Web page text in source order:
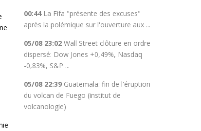
00:44 La Fifa "présente des excuses"
après la polémique sur l'ouverture aux ...
05/08 23:02 Wall Street clôture en ordre
dispersé: Dow Jones +0,49%, Nasdaq
-0,83%, S&P ...
05/08 22:39 Guatemala: fin de l'éruption
du volcan de Fuego (institut de
volcanologie)